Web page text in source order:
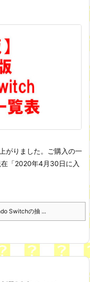
がりました。ご購入の一
「2020年4月30日に入
Switchの抽 ...